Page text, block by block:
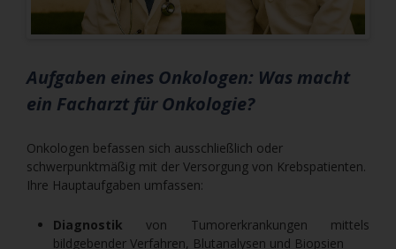
Aufgaben eines Onkologen: Was macht
ein Facharzt für Onkologie?
Onkologen befassen sich ausschließlich oder
schwerpunktmäßig mit der Versorgung von Krebspatienten.
Ihre Hauptaufgaben umfassen:
Diagnostik von Tumorerkrankungen mittels
bildgebender Verfahren, Blutanalysen und Biopsien